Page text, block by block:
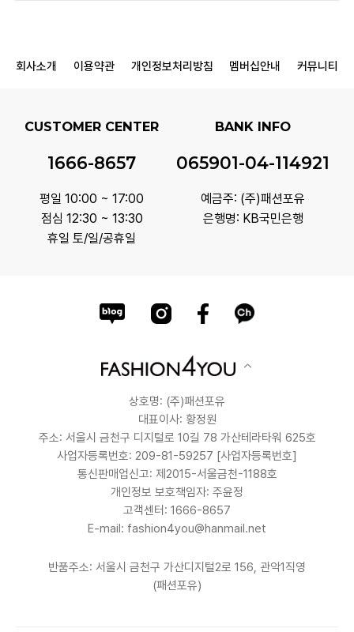
회사소개 이용약관 개인정보처리방침 멤버십안내 커뮤니티
CUSTOMER CENTER
1666-8657
평일 10:00 ~ 17:00
점심 12:30 ~ 13:30
휴일 토/일/공휴일
BANK INFO
065901-04-114921
예금주: (주)패션포유
은행명: KB국민은행
상호명: (주)패션포유
대표이사: 황정원
주소: 서울시 금천구 디지털로 10길 78 가산테라타워 625호
사업자등록번호: 209-81-59257 [사업자등록번호]
통신판매업신고: 제2015-서울금천-1188호
개인정보 보호책임자: 주윤정
고객센터: 1666-8657
E-mail: fashion4you@hanmail.net
반품주소: 서울시 금천구 가산디지털2로 156, 관악1직영
(패션포유)